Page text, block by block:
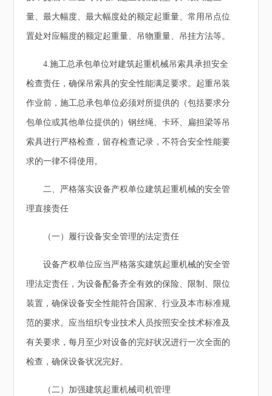
量、最大幅度、最大幅度处的额定起重量、常用吊点位
置处对应幅度的额定起重量、吊物重量、吊挂方法等。
4.施工总承包单位对建筑起重机械吊索具承担安全
检查责任，确保吊索具的安全性能满足要求。起重吊装
作业前，施工总承包单位必须对所提供的（包括要求分
包单位或其他单位提供的）钢丝绳、卡环、扁担梁等吊
索具进行严格检查，留存检查记录，不符合安全性能要
求的一律不得使用。
二、严格落实设备产权单位建筑起重机械的安全管
理直接责任
（一）履行设备安全管理的法定责任
设备产权单位应当严格落实建筑起重机械的安全管
理法定责任，为设备配备齐全有效的保险、限制、限位
装置，确保设备安全性能符合国家、行业及本市标准规
范的要求。应当组织专业技术人员按照安全技术标准及
有关要求，每月至少对设备的完好状况进行一次全面的
检查，确保设备状况完好。
（二）加强建筑起重机械司机管理